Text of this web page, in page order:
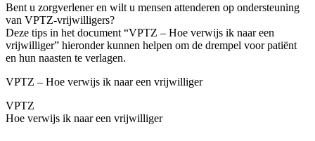
Bent u zorgverlener en wilt u mensen attenderen op ondersteuning
van VPTZ-vrijwilligers?
Deze tips in het document “VPTZ – Hoe verwijs ik naar een
vrijwilliger” hieronder kunnen helpen om de drempel voor patiënt
en hun naasten te verlagen.
VPTZ – Hoe verwijs ik naar een vrijwilliger
VPTZ
Hoe verwijs ik naar een vrijwilliger